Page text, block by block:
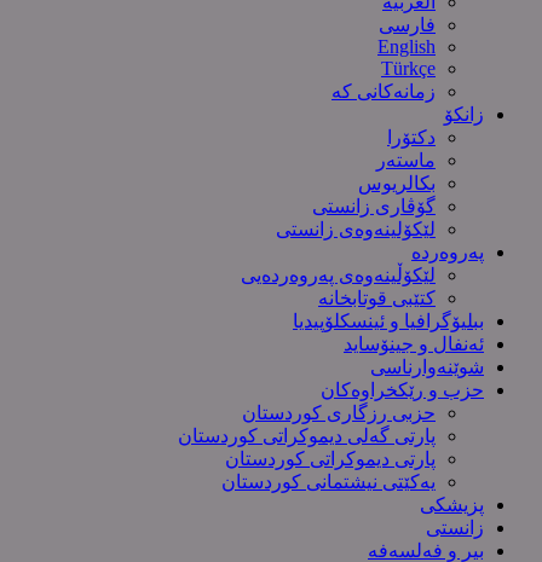
فارسی
English
Türkçe
زمانەکانی کە
زانکۆ
دکتۆرا
ماستەر
بکالریوس
گۆڤاری زانستی
لێکۆلینەوەی زانستی
پەروەردە
لێکۆڵینەوەی پەروەردەیی
کتێبی قوتابخانە
ببلیۆگرافیا و ئینسکلۆپیدیا
ئەنفال و جینۆساید
شوێنەوارناسی
حزب و رێکخراوەکان
حزبی رزگاری کوردستان
پارتی گەلی دیموکراتی کوردستان
پارتی دیموکراتی کوردستان
یەکێتی نیشتمانی کوردستان
پزیشکی
زانستی
بیر و فەلسەفە